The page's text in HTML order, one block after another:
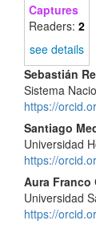
Captures
Readers: 2
see details
del
Sebastián
Sistema
https://
Santiago
Universidad
https://
Aura Franco
Universidad
https://